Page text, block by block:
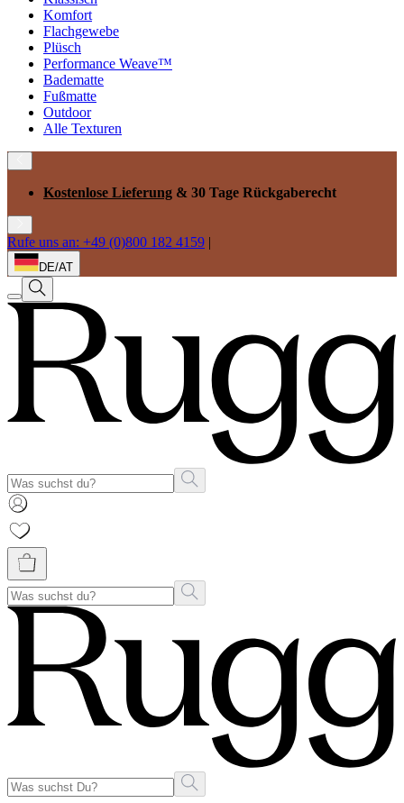
Komfort
Flachgewebe
Plüsch
Performance Weave™
Badematte
Fußmatte
Outdoor
Alle Texturen
Kostenlose Lieferung & 30 Tage Rückgaberecht
Rufe uns an: +49 (0)800 182 4159 |
DE/AT